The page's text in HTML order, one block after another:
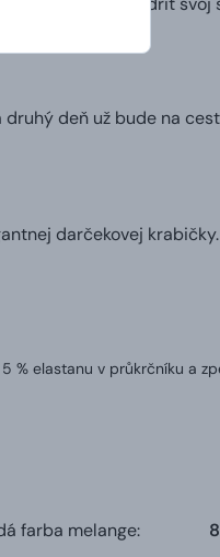
deň už bude na
darčekovej krabičky.
% elastanu v průkrčníku a
farba melange: